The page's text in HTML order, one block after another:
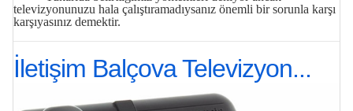
televizyonunuzu hala çalıştıramadıysanız önemli bir sorunla karşı
karşıyasınız demektir.
İletişim Balçova Televizyon...